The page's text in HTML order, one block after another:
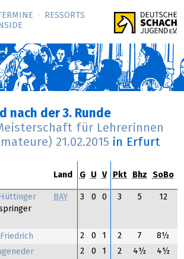
TERMINE
RESSORTS
nach der 3. Runde
für Lehrerinnen
21.02.2015 in Erfurt
Land G U V Pkt Bhz SoBo
BAY 3 0 0 3 5 12
2 0 1 2 7
8½
2 0 1 2 4½
4½